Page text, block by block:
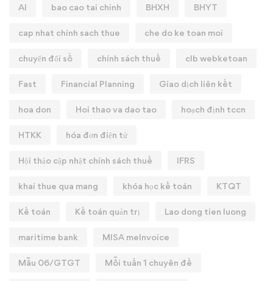
AI bao cao tai chinh BHXH BHYT
cap nhat chinh sach thue che do ke toan moi
chuyển đổi số chính sách thuế clb webketoan
Fast Financial Planning Giao dịch liên kết
hoa don Hoi thao va dao tao hoạch định tccn
HTKK hóa đơn điện tử
Hội thảo cập nhật chính sách thuế IFRS
khai thue qua mang khóa học kế toán KTQT
Kế toán Kế toán quản trị Lao dong tien luong
maritime bank MISA meInvoice
Mẫu 06/GTGT Mỗi tuần 1 chuyên đề